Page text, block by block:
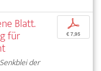
Blatt.
für
Senkblei der
p
€ 7,95